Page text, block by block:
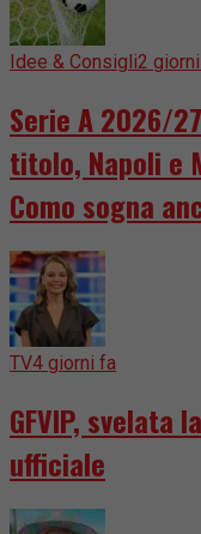
Idee & Consigli2
Serie A 2026/
titolo, Napoli e
Como sogna
TV4 giorni fa
GFVIP, svelata
ufficiale